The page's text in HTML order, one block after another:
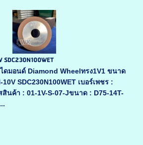
SDC230N100WET
ดมอนด์ Diamond Wheelทรง1V1 ขนาด
SDC230N100WET เบอร์เพชร :
สินค้า : 01-1V-S-07-Jขนาด : D75-14T-